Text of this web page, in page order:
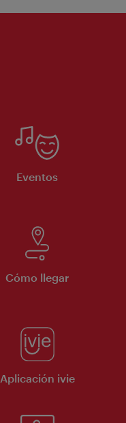
Eventos
Cómo llegar
Aplicación ivie